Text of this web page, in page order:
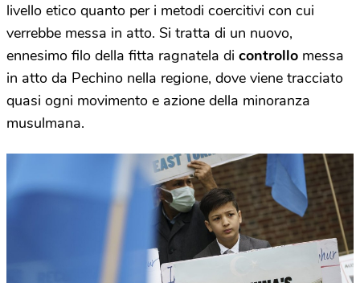
livello etico quanto per i metodi coercitivi con cui
verrebbe messa in atto. Si tratta di un nuovo,
ennesimo filo della fitta ragnatela di controllo messa
in atto da Pechino nella regione, dove viene tracciato
quasi ogni movimento e azione della minoranza
musulmana.